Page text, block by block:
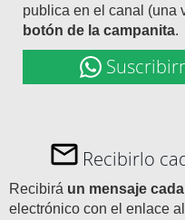
publica en el canal (una
botón de la campanita.
Recibirlo
Recibirá un mensaje
electrónico con el enlace